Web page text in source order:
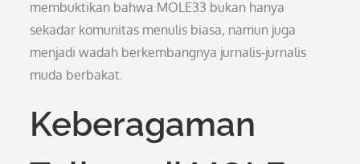
membuktikan bahwa MOLE33 bukan hanya
sekadar komunitas menulis biasa, namun juga
menjadi wadah berkembangnya jurnalis-jurnalis
muda berbakat.
Keberagaman